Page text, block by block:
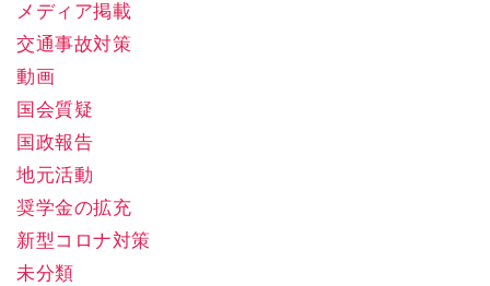
メディア掲載
交通事故対策
動画
国会質疑
国政報告
地元活動
奨学金の拡充
新型コロナ対策
未分類